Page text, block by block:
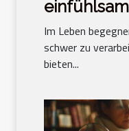
Gedenken
geliebten
Im Leben
schwer zu
bieten...